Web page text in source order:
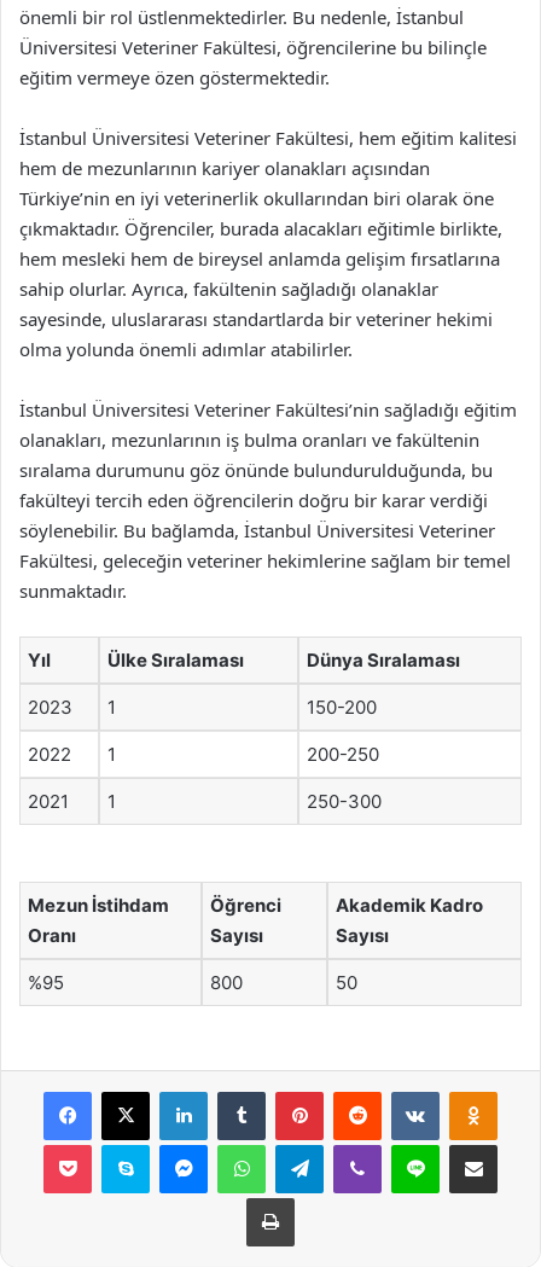
önemli bir rol üstlenmektedirler. Bu nedenle, İstanbul
Üniversitesi Veteriner Fakültesi, öğrencilerine bu bilinçle
eğitim vermeye özen göstermektedir.
İstanbul Üniversitesi Veteriner Fakültesi, hem eğitim kalitesi
hem de mezunlarının kariyer olanakları açısından
Türkiye’nin en iyi veterinerlik okullarından biri olarak öne
çıkmaktadır. Öğrenciler, burada alacakları eğitimle birlikte,
hem mesleki hem de bireysel anlamda gelişim fırsatlarına
sahip olurlar. Ayrıca, fakültenin sağladığı olanaklar
sayesinde, uluslararası standartlarda bir veteriner hekimi
olma yolunda önemli adımlar atabilirler.
İstanbul Üniversitesi Veteriner Fakültesi’nin sağladığı eğitim
olanakları, mezunlarının iş bulma oranları ve fakültenin
sıralama durumunu göz önünde bulundurulduğunda, bu
fakülteyi tercih eden öğrencilerin doğru bir karar verdiği
söylenebilir. Bu bağlamda, İstanbul Üniversitesi Veteriner
Fakültesi, geleceğin veteriner hekimlerine sağlam bir temel
sunmaktadır.
Yıl Ülke Sıralaması Dünya Sıralaması
2023 1 150-200
2022 1 200-250
2021 1 250-300
Mezun İstihdam
Oranı
Öğrenci
Sayısı
Akademik Kadro
Sayısı
%95 800 50
Facebook
X LinkedInTumblr PinterestReddit VKontakte
Pocket Skype MessengerWhatsAppTelegramViber Line E-Posta ile
Yazdır